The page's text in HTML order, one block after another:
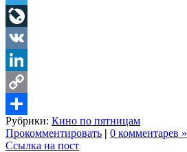
Telegram
LiveJournal
VK
LinkedIn
Copy
Link
Share
Рубрики: Кино по пятницам
Прокомментировать | 0 комментарев »
Ссылка на пост